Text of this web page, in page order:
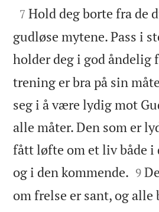

7 Hold deg borte fra de
gudløse mytene. Pass i
holder deg i god åndelig
trening er bra på sin
seg i å være lydig mot
alle måter. Den som er
fått løfte om et liv både i
og i den kommende. 

9
om frelse er sant, og alle